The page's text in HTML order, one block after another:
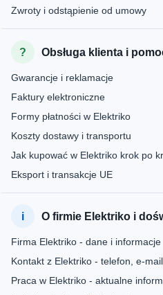
Zwroty i odstąpienie od umowy
Obsługa klienta i
Gwarancje i reklamacje
Faktury elektroniczne
Formy płatności w Elektriko
Koszty dostawy i transportu
Jak kupować w Elektriko krok po
Eksport i transakcje UE
O firmie Elektriko i
Firma Elektriko - dane i informacje
Kontakt z Elektriko - telefon, e-
Praca w Elektriko - aktualne